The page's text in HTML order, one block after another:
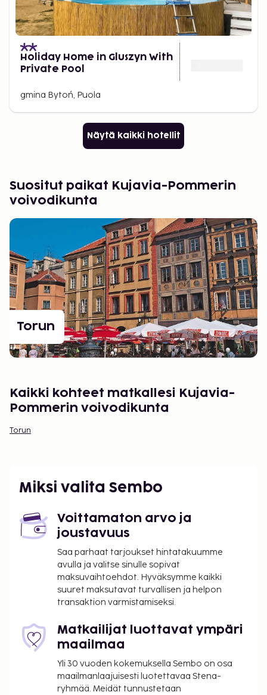
Holiday Home in Gluszyn With
Private Pool
gmina Bytoń, Puola
Näytä kaikki hotellit
Suositut paikat Kujavia-Pommerin
voivodikunta
Torun
Kaikki kohteet matkallesi Kujavia-
Pommerin voivodikunta
Torun
Miksi valita Sembo
Voittamaton arvo ja
joustavuus
Saa parhaat tarjoukset hintatakuumme
avulla ja valitse sinulle sopivat
maksuvaihtoehdot. Hyväksymme kaikki
suuret maksutavat turvallisen ja helpon
transaktion varmistamiseksi.
Matkailijat luottavat ympäri
maailmaa
Yli 30 vuoden kokemuksella Sembo on osa
maailmanlaajuisesti luotettavaa Stena-
ryhmää. Meidät tunnustetaan